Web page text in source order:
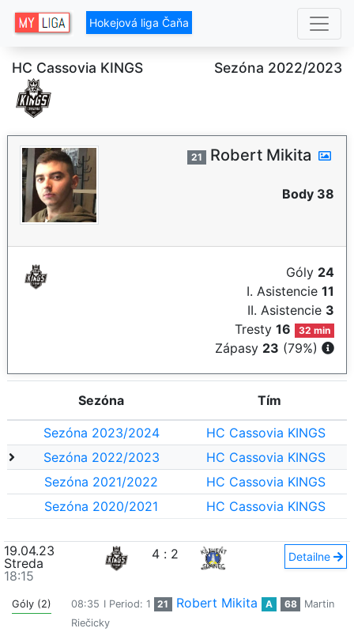
Hokejová liga Čaňa
HC Cassovia KINGS Sezóna 2022/2023
21 Robert Mikita
Body 38
Góly 24
I. Asistencie 11
II. Asistencie 3
Tresty16 32 min
Zápasy 23 (79%)
Sezóna Tím
Sezóna 2023/2024
HC Cassovia KINGS
Sezóna 2022/2023
HC Cassovia KINGS
Sezóna 2021/2022
HC Cassovia KINGS
Sezóna 2020/2021
HC Cassovia KINGS
19.04.23
Streda
18:15
4 : 2 Detailne
Góly (2) 08:35 I Period: 1 21 Robert Mikita A 68
Martin
Riečicky